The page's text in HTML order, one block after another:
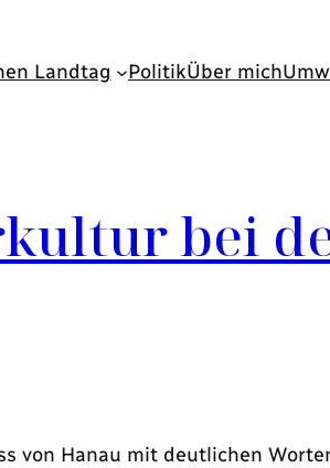
Landtag PolitikÜber mich
bei
von Hanau mit deutlichen